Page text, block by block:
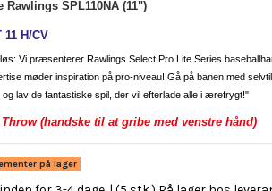
Rawlings SPL110NA (11")
11 H/CV
Vi præsenterer Rawlings Select Pro Lite Series
møder inspiration på pro-niveau! Gå på banen med
og lav de fantastiske spil, der vil efterlade alle i ærefrygt!"
(handske til at gribe med venstre hånd)
på lager